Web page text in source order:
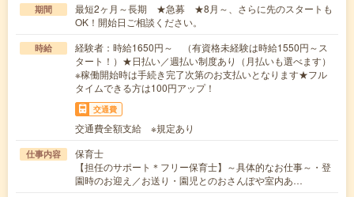
期間
最短2ヶ月～長期 ★急募 ★8月～、さらに先のスタートも
OK！開始日ご相談ください。
時給
経験者：時給1650円～ （有資格未経験は時給1550円～ス
タート！）★日払い／週払い制度あり（月払いも選べます）
※稼働開始時は手続き完了次第のお支払いとなります★フル
タイムできる方は100円アップ！
交通費
交通費全額支給 ※規定あり
仕事内容
保育士
【担任のサポート＊フリー保育士】～具体的なお仕事～・登
園時のお迎え／お送り・園児とのおさんぽや室内あ…